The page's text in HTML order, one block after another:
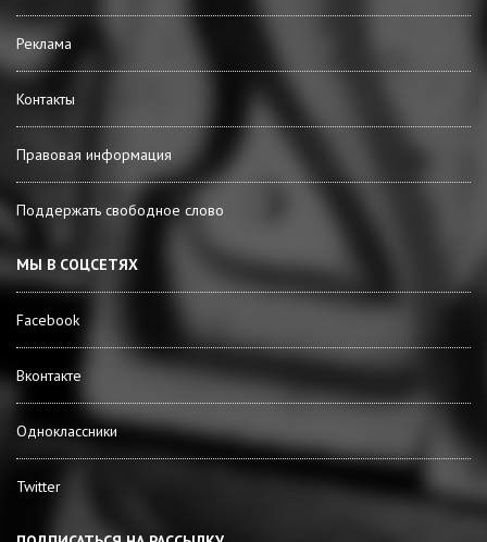
Реклама
Контакты
Правовая информация
Поддержать свободное слово
МЫ В СОЦСЕТЯХ
Facebook
Вконтакте
Одноклассники
Twitter